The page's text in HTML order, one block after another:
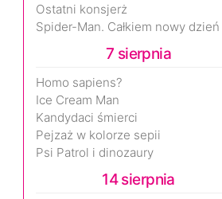
Ostatni konsjerż
Spider-Man. Całkiem nowy dzień
7 sierpnia
Homo sapiens?
Ice Cream Man
Kandydaci śmierci
Pejzaż w kolorze sepii
Psi Patrol i dinozaury
14 sierpnia